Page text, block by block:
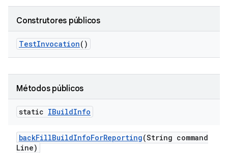
Construtores públicos
TestInvocation()
Métodos públicos
static IBuildInfo
backFillBuildInfoForReporting(String command
Line)